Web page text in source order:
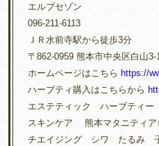
エルブセゾン
096-211-6113
ＪＲ水前寺駅から徒歩3分
〒862-0959 熊本市中央区白山3-
ホームページはこちら https://
ハーブティ購入はこちらから
エステティック ハーブティ
スキンケア 熊本マタニティ
チエイジング シワ たるみ